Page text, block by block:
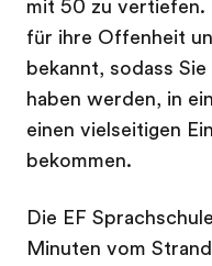
mit 50 zu vertiefen.
für ihre Offenheit
bekannt, sodass
haben werden, in
einen vielseitigen
bekommen.
Die EF
Minuten vom